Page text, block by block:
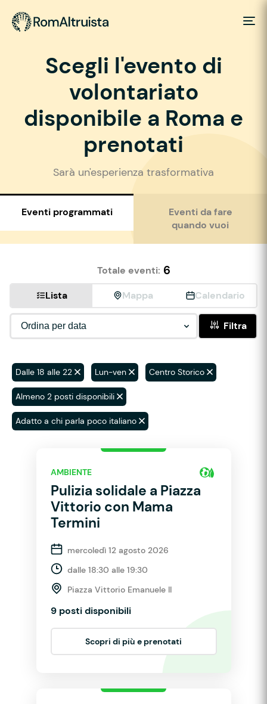
Scegli l'evento di
volontariato
disponibile a Roma e
prenotati
Sarà un'esperienza trasformativa
Eventi programmati
Eventi da fare
quando vuoi
Totale eventi: 6
Lista Mappa Calendario
Filtra
Dalle 18 alle 22 Lun-ven Centro Storico
Almeno 2 posti disponibili
Adatto a chi parla poco italiano
AMBIENTE
Pulizia solidale a Piazza
Vittorio con Mama
Termini
mercoledì 12 agosto 2026
dalle 18:30 alle 19:30
Piazza Vittorio Emanuele II
9 posti disponibili
Scopri di più e prenotati